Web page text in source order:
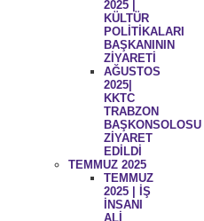
2025 |
KÜLTÜR
POLİTİKALARI
BAŞKANININ
ZİYARETİ
AĞUSTOS
2025|
KKTC
TRABZON
BAŞKONSOLOSU
ZİYARET
EDİLDİ
TEMMUZ 2025
TEMMUZ
2025 | İŞ
İNSANI
ALİ